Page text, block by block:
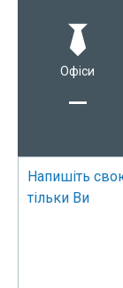
Офіси
—
Напишіть
тільки Ви